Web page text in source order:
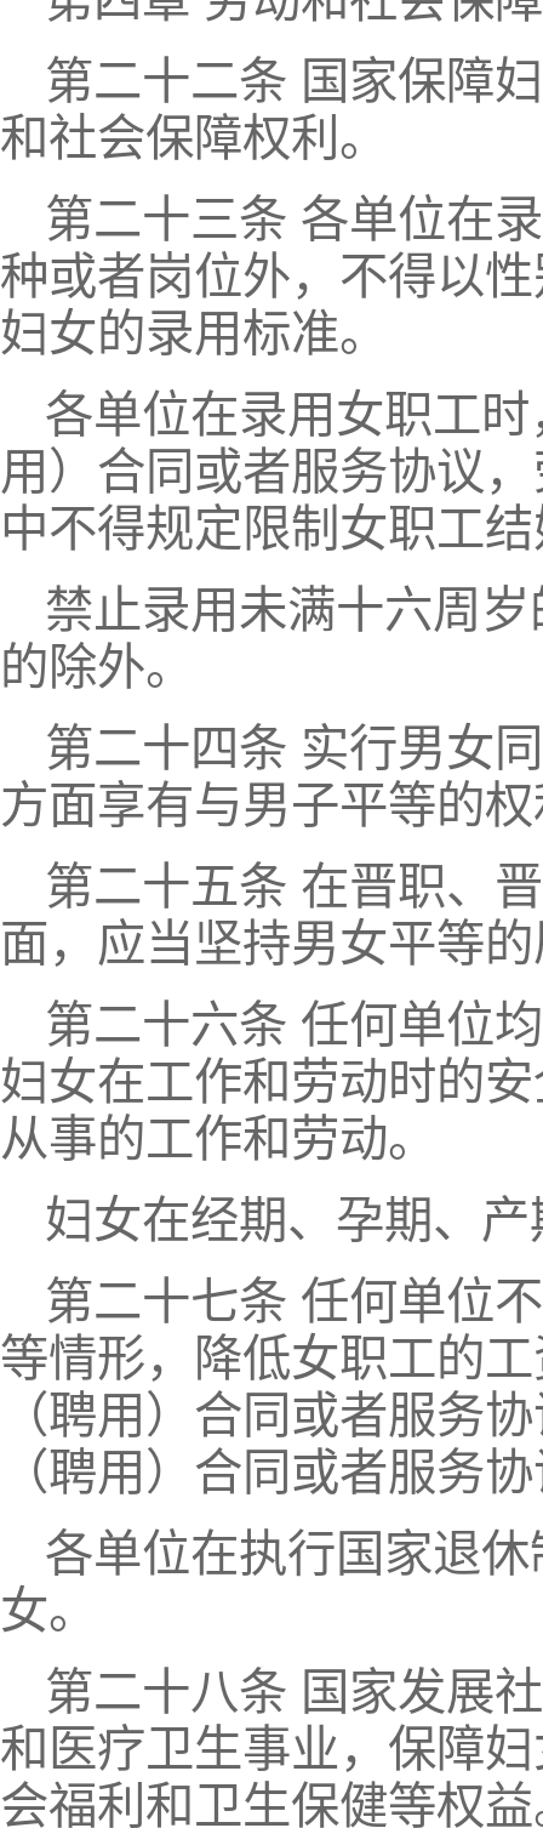
第二十二条 国家保障
和社会保障权利。
第二十三条 各单位在
种或者岗位外，不得以
妇女的录用标准。
各单位在录用女职工
用）合同或者服务协议
中不得规定限制女职工
禁止录用未满十六周
的除外。
第二十四条 实行男女
方面享有与男子平等的
第二十五条 在晋职、
面，应当坚持男女平等
第二十六条 任何单位
妇女在工作和劳动时的
从事的工作和劳动。
妇女在经期、孕期、
第二十七条 任何单位
等情形，降低女职工的
（聘用）合同或者服务
（聘用）合同或者服务
各单位在执行国家退
女。
第二十八条 国家发展
和医疗卫生事业，保障
会福利和卫生保健等权